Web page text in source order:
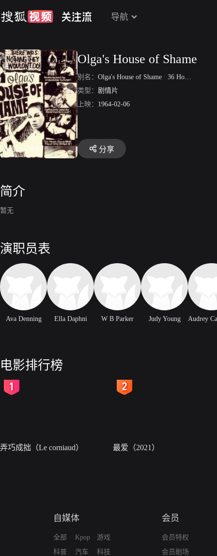
导航
Olga's House of Shame
别名： Olga's House of Shame / 36 Hours of Terror
类型： 剧情片
上映： 1964-02-06
分享
简介
暂无
演职员表
Ava Denning Ella Daphni W B Parker Judy Young
电影排行榜
弄巧成拙（Le corniaud） 最爱（2021）
自媒体
全部
科普
Kpop
汽车
游戏
科技
会员
会员特权
会员剧场